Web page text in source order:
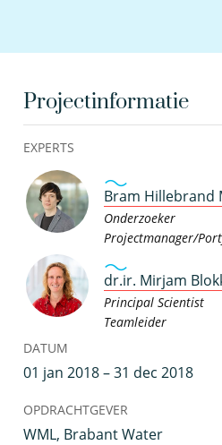
Projectinformatie
EXPERTS
Bram Hillebrand
Onderzoeker
Projectmanager/
dr.ir. Mirjam
Principal Scientist
Teamleider
DATUM
01 jan 2018 – 31 dec 2018
OPDRACHTGEVER
WML, Brabant Water